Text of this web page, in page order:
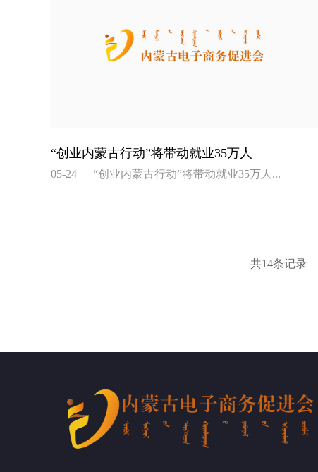
“创业内蒙古行动”将带动就业35万人
05-24 | “创业内蒙古行动”将带动就业35万人...
共14条记录